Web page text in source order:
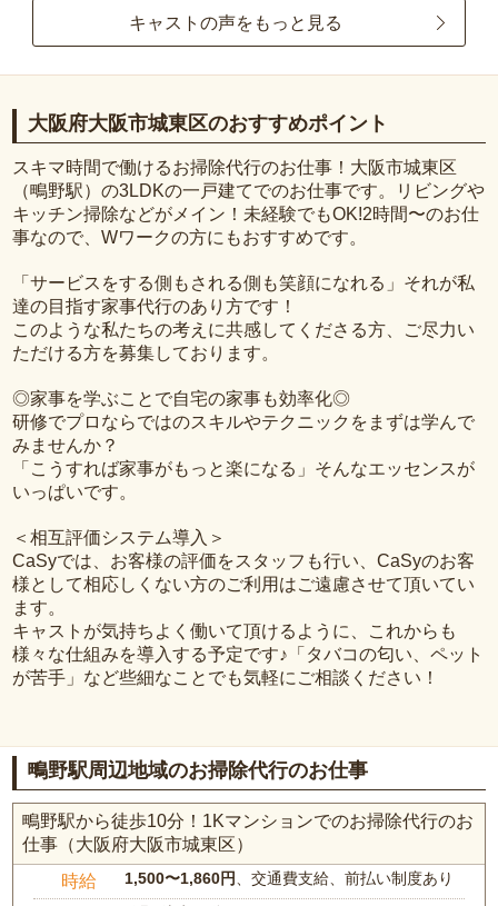
キャストの声をもっと見る
大阪府大阪市城東区のおすすめポイント
スキマ時間で働けるお掃除代行のお仕事！大阪市城東区
（鴫野駅）の3LDKの一戸建てでのお仕事です。リビングや
キッチン掃除などがメイン！未経験でもOK!2時間〜のお仕
事なので、Wワークの方にもおすすめです。
「サービスをする側もされる側も笑顔になれる」それが私
達の目指す家事代行のあり方です！
このような私たちの考えに共感してくださる方、ご尽力い
ただける方を募集しております。
◎家事を学ぶことで自宅の家事も効率化◎
研修でプロならではのスキルやテクニックをまずは学んで
みませんか？
「こうすれば家事がもっと楽になる」そんなエッセンスが
いっぱいです。
＜相互評価システム導入＞
CaSyでは、お客様の評価をスタッフも行い、CaSyのお客
様として相応しくない方のご利用はご遠慮させて頂いてい
ます。
キャストが気持ちよく働いて頂けるように、これからも
様々な仕組みを導入する予定です♪「タバコの匂い、ペット
が苦手」など些細なことでも気軽にご相談ください！
鴫野駅周辺地域のお掃除代行のお仕事
鴫野駅から徒歩10分！1Kマンションでのお掃除代行のお
仕事（大阪府大阪市城東区）
時給 1,500〜1,860円、交通費支給、前払い制度あり